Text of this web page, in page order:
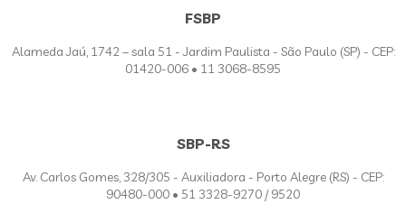
FSBP
Alameda Jaú, 1742 – sala 51 - Jardim Paulista - São Paulo (SP) - CEP:
01420-006 • 11 3068-8595
SBP-RS
Av. Carlos Gomes, 328/305 - Auxiliadora - Porto Alegre (RS) - CEP:
90480-000 • 51 3328-9270 / 9520